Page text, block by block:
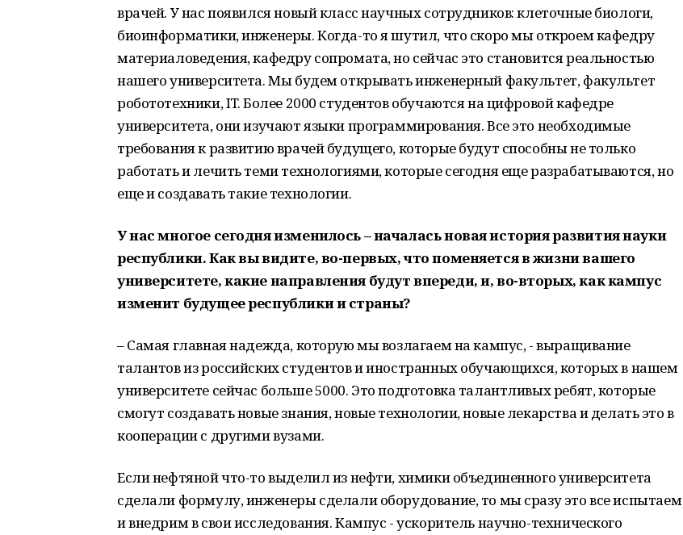
врачей. У нас появился новый класс научных сотрудников: клеточные биологи,
биоинформатики, инженеры. Когда-то я шутил, что скоро мы откроем кафедру
материаловедения, кафедру сопромата, но сейчас это становится реальностью
нашего университета. Мы будем открывать инженерный факультет, факультет
робототехники, IT. Более 2000 студентов обучаются на цифровой кафедре
университета, они изучают языки программирования. Все это необходимые
требования к развитию врачей будущего, которые будут способны не только
работать и лечить теми технологиями, которые сегодня еще разрабатываются, но
еще и создавать такие технологии.
У нас многое сегодня изменилось – началась новая история развития науки
республики. Как вы видите, во-первых, что поменяется в жизни вашего
университете, какие направления будут впереди, и, во-вторых, как кампус
изменит будущее республики и страны?
– Самая главная надежда, которую мы возлагаем на кампус, - выращивание
талантов из российских студентов и иностранных обучающихся, которых в нашем
университете сейчас больше 5000. Это подготовка талантливых ребят, которые
смогут создавать новые знания, новые технологии, новые лекарства и делать это в
кооперации с другими вузами.
Если нефтяной что-то выделил из нефти, химики объединенного университета
сделали формулу, инженеры сделали оборудование, то мы сразу это все испытаем
и внедрим в свои исследования. Кампус - ускоритель научно-технического